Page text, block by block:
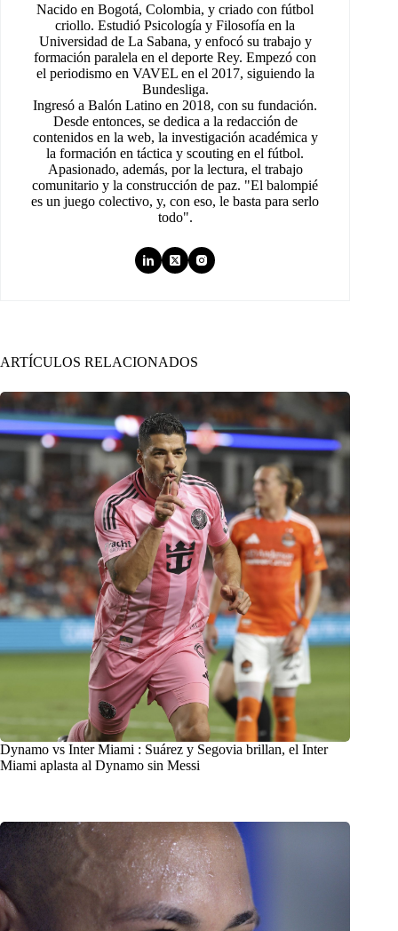
Nacido en Bogotá, Colombia, y criado con fútbol
criollo. Estudió Psicología y Filosofía en la
Universidad de La Sabana, y enfocó su trabajo y
formación paralela en el deporte Rey. Empezó con
el periodismo en VAVEL en el 2017, siguiendo la
Bundesliga.
Ingresó a Balón Latino en 2018, con su fundación.
Desde entonces, se dedica a la redacción de
contenidos en la web, la investigación académica y
la formación en táctica y scouting en el fútbol.
Apasionado, además, por la lectura, el trabajo
comunitario y la construcción de paz. "El balompié
es un juego colectivo, y, con eso, le basta para serlo
todo".
ARTÍCULOS RELACIONADOS
Dynamo vs Inter Miami : Suárez y Segovia brillan, el Inter
Miami aplasta al Dynamo sin Messi